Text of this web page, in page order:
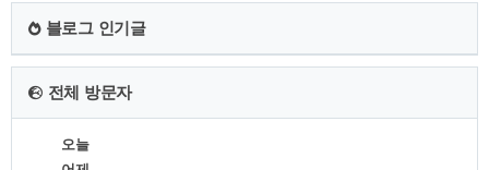
블로그 인기글
전체 방문자
오늘